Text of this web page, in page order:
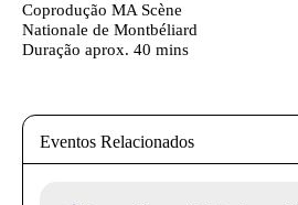
Coprodução MA Scène
Nationale de Montbéliard
Duração aprox. 40 mins
Eventos Relacionados